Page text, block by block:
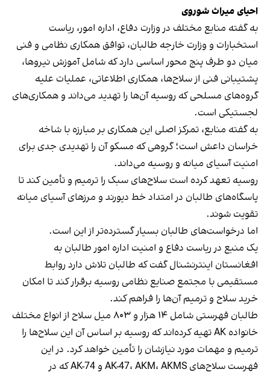
احیای میراث شوروی
به گفته منابع مختلف در وزارت دفاع، اداره امور، ریاست
استخبارات و وزارت خارجه طالبان، توافق همکاری نظامی و فنی
میان دو طرف پنج محور اساسی دارد که شامل آموزش نیروها،
پشتیبانی فنی از سلاح‌ها، همکاری اطلاعاتی، عملیات علیه
گروه‌های مسلحی که روسیه آن‌ها را تهدید می‌داند و همکاری‌های
لجستیکی است.
به گفته منابع، تمرکز اصلی این همکاری بر مبارزه با شاخه
خراسان داعش است؛ گروهی که مسکو آن را تهدیدی جدی برای
امنیت آسیای میانه و روسیه می‌داند.
روسیه تعهد کرده است سلاح‌های سبک را ترمیم و تأمین کند تا
پاسگاه‌های طالبان در امتداد خط دیورند و مرزهای آسیای میانه
تقویت شوند.
اما درخواست‌های طالبان بسیار گسترده‌تر از این است.
یک منبع در ریاست دفاع و امنیت اداره امور طالبان به
افغانستان اینترنشنال گفت که طالبان تلاش دارد روابط
مستقیمی با مجتمع صنایع نظامی روسیه برقرار کند تا امکان
خرید سلاح و ترمیم آن‌ها را فراهم کند.
طالبان فهرستی شامل ۱۴ هزار و ۸۰۳ میل سلاح از انواع مختلف
خانواده AK تهیه کرده‌اند که روسیه بر اساس آن این سلاح‌ها را
ترمیم و مهمات مورد نیازشان را تأمین خواهد کرد. در این
فهرست سلاح‌های AK-47، AKM، AKMS و AK-74 که در